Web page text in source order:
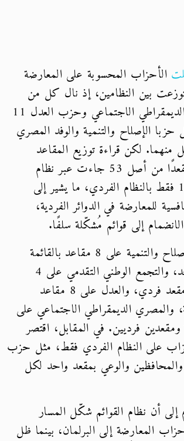
الأحزاب المحسوبة على المعارضة
توزعت بين النظامين، إذ نال كل من
الحزب المصري الديمقراطي الاجتماعي وحزب العدل 11
الإصلاح والتنمية والوفد المصري
لكل منهما. لكن قراءة توزيع المقاعد
تكشف أن 36 مقعدًا من أصل 53 جاءت عبر نظام
القوائم، مقابل 17 فقط بالنظام الفردي، ما يشير إلى
للمعارضة في الدوائر الفردية،
إلى قوائم مُشكّلة سلفًا.
وحصل حزب الإصلاح والتنمية على 8 مقاعد بالقائمة
ومقعد فردي واحد، والتجمع الوطني التقدمي على 4
مقاعد بالقائمة ومقعد فردي، والعدل على 8 مقاعد
و3 فردية، والمصري الديمقراطي الاجتماعي على
ومقعدين فرديين. في المقابل، اقتصر
على النظام الفردي فقط، مثل حزب
مقاعد، والمحافظين والوعي بمقعد واحد لكل
إلى أن نظام القوائم شكّل المسار
المعارضة إلى البرلمان، بينما ظل